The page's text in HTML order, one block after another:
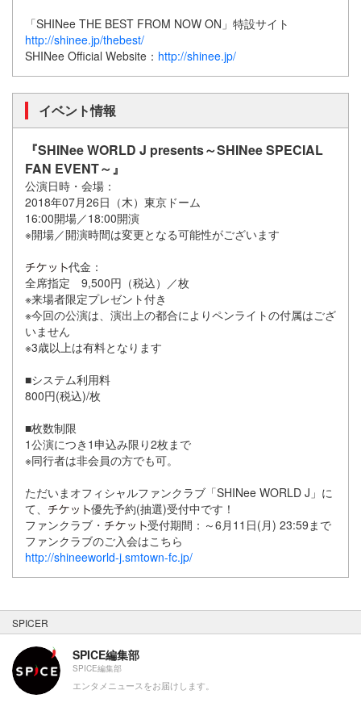
「SHINee THE BEST FROM NOW ON」特設サイト
http://shinee.jp/thebest/
SHINee Official Website： http://shinee.jp/
イベント情報
『SHINee WORLD J presents～SHINee SPECIAL
FAN EVENT～』
公演日時・会場：
2018年07月26日（木）東京ドーム
16:00開場／18:00開演
※開場／開演時間は変更となる可能性がございます
代金：
全席指定 9,500円（税込）／枚
※来場者限定プレゼント付き
※今回の公演は、演出上の都合によりペンライトの付属はござ
いません
※3歳以上は有料となります
■システム利用料
800円(税込)/枚
■枚数制限
1公演につき1申込み限り2枚まで
※同行者は非会員の方でも可。
ただいまオフィシャルファンクラブ「SHINee WORLD J」に
て、
優先予約(抽選)受付中です！
ファンクラブ・
受付期間：～6月11日(月) 23:59まで
ファンクラブのご入会はこちら
http://shineeworld-j.smtown-fc.jp/
SPICER
SPICE編集部
SPICE編集部
エンタメニュースをお届けします。